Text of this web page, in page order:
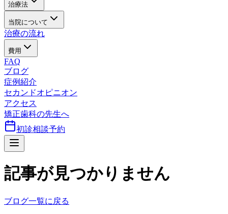
治療法
当院について
治療の流れ
費用
FAQ
ブログ
症例紹介
セカンドオピニオン
アクセス
矯正歯科の先生へ
初診相談予約
記事が見つかりません
ブログ一覧に戻る